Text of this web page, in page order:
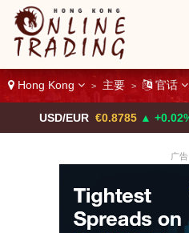
Hong Kong > 主要 > 官话
€0.8785 ▲ +0.02%
广告